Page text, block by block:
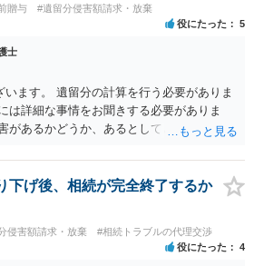
贈与 #遺留分侵害額請求・放棄
役にたった 5
士
ます。 遺留分の計算を行う必要がありま
は詳細な事情をお聞きする必要がありま
があるかどうか、あるとしてどの程度の金
ます。
下げ後、相続が完全終了するか
侵害額請求・放棄 #相続トラブルの代理交渉
役にたった 4